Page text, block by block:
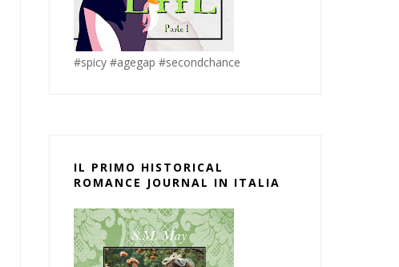
#spicy #agegap #secondchance
IL PRIMO HISTORICAL
ROMANCE JOURNAL IN ITALIA